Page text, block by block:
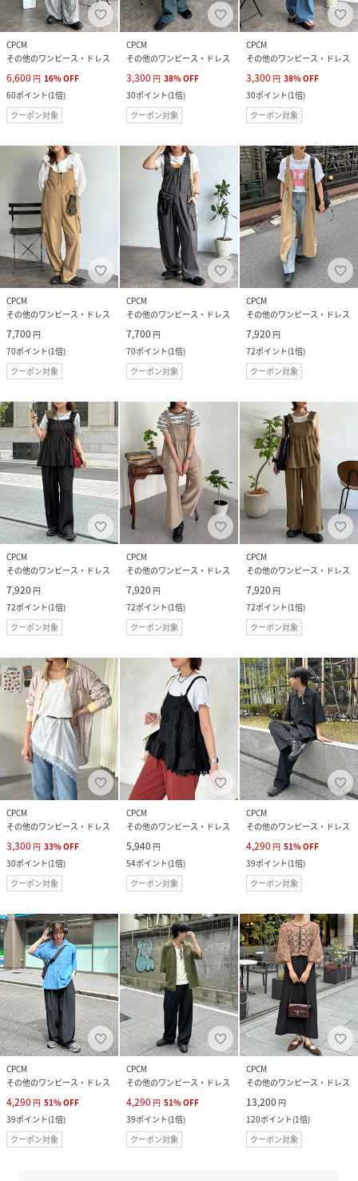
CPCM
その他のワンピース・ドレス
6,600 円 16%OFF
60ポイント(1倍)
クーポン対象
CPCM
その他のワンピース・ドレス
3,300 円 38%OFF
30ポイント(1倍)
クーポン対象
CPCM
その他のワンピース・ドレス
3,300 円 38%OFF
30ポイント(1倍)
クーポン対象
CPCM
その他のワンピース・ドレス
7,700 円
70ポイント(1倍)
クーポン対象
CPCM
その他のワンピース・ドレス
7,700 円
70ポイント(1倍)
クーポン対象
CPCM
その他のワンピース・ドレス
7,920 円
72ポイント(1倍)
クーポン対象
CPCM
その他のワンピース・ドレス
7,920 円
72ポイント(1倍)
クーポン対象
CPCM
その他のワンピース・ドレス
7,920 円
72ポイント(1倍)
クーポン対象
CPCM
その他のワンピース・ドレス
7,920 円
72ポイント(1倍)
クーポン対象
CPCM
その他のワンピース・ドレス
3,300 円 33%OFF
30ポイント(1倍)
クーポン対象
CPCM
その他のワンピース・ドレス
5,940 円
54ポイント(1倍)
クーポン対象
CPCM
その他のワンピース・ドレス
4,290 円 51%OFF
39ポイント(1倍)
クーポン対象
CPCM
その他のワンピース・ドレス
4,290 円 51%OFF
39ポイント(1倍)
クーポン対象
CPCM
その他のワンピース・ドレス
4,290 円 51%OFF
39ポイント(1倍)
クーポン対象
CPCM
その他のワンピース・ドレス
13,200 円
120ポイント(1倍)
クーポン対象